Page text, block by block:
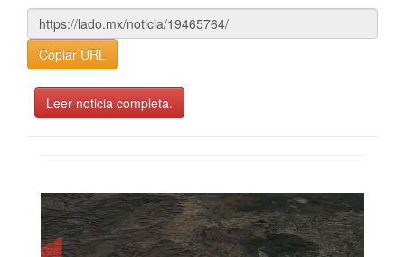
Copiar URL
Leer noticia completa.